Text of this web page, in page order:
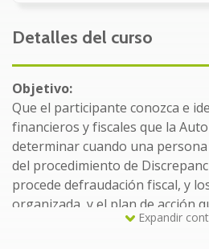
Detalles del curso
Objetivo:
Que el participante conozca e
financieros y fiscales que la
determinar cuando una
del procedimiento de
procede defraudación fiscal, y
organizada, y el plan de acción
implementar con el objetivo de
Expandir